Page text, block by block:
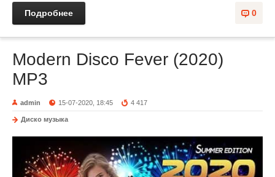
0
Подробнее
Modern Disco Fever (2020)
MP3
admin 15-07-2020, 18:45 4 417
Диско музыка